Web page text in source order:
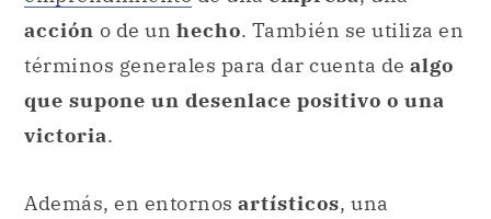
acción o de un hecho. También se utiliza en
términos generales para dar cuenta de algo
que supone un desenlace positivo o una
victoria.
Además, en entornos artísticos, una